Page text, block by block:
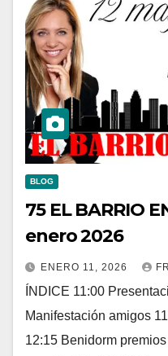
BLOG
75 EL BARRIO EN
enero 2026
ENERO 11, 2026
ÍNDICE 11:00
Manifestación amigos
12:15 Benidorm